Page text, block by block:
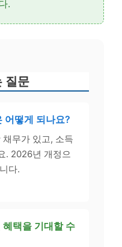
.
질문
어떻게 되나요?
무가 있고, 소득
. 2026년 개정으
다.
택을 기대할 수